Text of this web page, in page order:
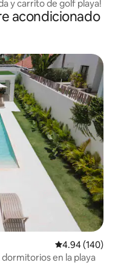
y carrito de golf playa!
acondicionado
Calificación
4.94 (140)
en la playa